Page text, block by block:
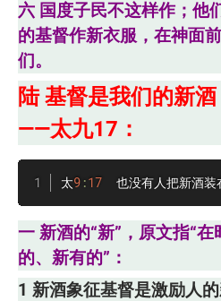
六 国度子民不这样作；他
的基督作新衣服，在神面
们。
陆 基督是我们的新
——太九17：
太9 :17
也没有人把新酒装
一 新酒的“新”，原文指“
的、新有的”：
1 新酒象征基督是激励人